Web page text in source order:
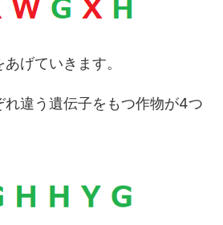
げていきます。
れ違う遺伝子をもつ作物が4つ